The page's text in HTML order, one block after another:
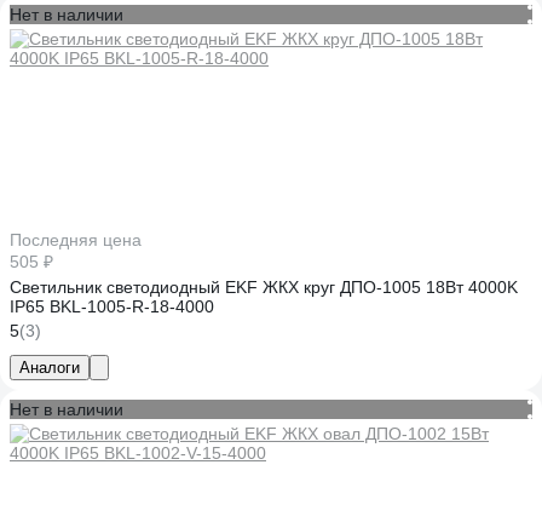
Нет в наличии
Последняя цена
505 ₽
Светильник светодиодный EKF ЖКХ круг ДПО-1005 18Вт 4000K
IP65 BKL-1005-R-18-4000
5(3)
Аналоги
Нет в наличии